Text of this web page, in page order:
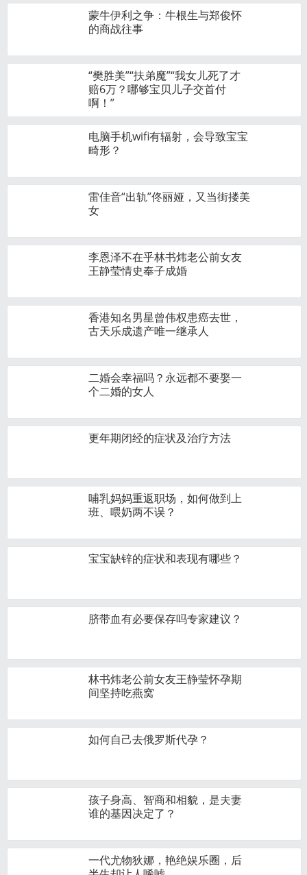
蒙牛伊利之争：牛根生与郑俊怀
的商战往事
“樊胜美”“扶弟魔”“我女儿死了才
赔6万？哪够宝贝儿子交首付
啊！”
电脑手机wifi有辐射，会导致宝宝
畸形？
雷佳音“出轨”佟丽娅，又当街搂美
女
李恩泽不在乎林书炜老公前女友
王静莹情史奉子成婚
香港知名男星曾伟权患癌去世，
古天乐成遗产唯一继承人
二婚会幸福吗？永远都不要娶一
个二婚的女人
更年期闭经的症状及治疗方法
哺乳妈妈重返职场，如何做到上
班、喂奶两不误？
宝宝缺锌的症状和表现有哪些？
脐带血有必要保存吗专家建议？
林书炜老公前女友王静莹怀孕期
间坚持吃燕窝
如何自己去俄罗斯代孕？
孩子身高、智商和相貌，是夫妻
谁的基因决定了？
一代尤物狄娜，艳绝娱乐圈，后